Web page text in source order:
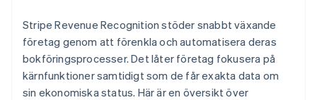
Stripe Revenue Recognition stöder snabbt växande
företag genom att förenkla och automatisera deras
bokföringsprocesser. Det låter företag fokusera på
kärnfunktioner samtidigt som de får exakta data om
sin ekonomiska status. Här är en översikt över